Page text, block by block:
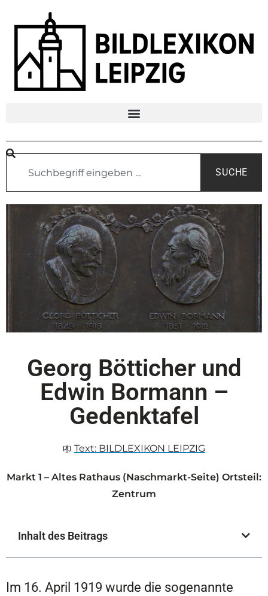
SUCHE
Georg Bötticher und
Edwin Bormann –
Gedenktafel
Text: BILDLEXIKON LEIPZIG
Markt 1 – Altes Rathaus (Naschmarkt-Seite) Ortsteil:
Zentrum
Inhalt des Beitrags
Im 16. April 1919 wurde die sogenannte